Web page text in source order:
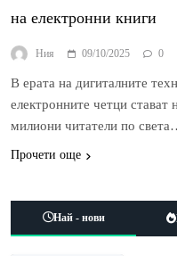
на електронни книги
Ния 09/10/2025 0
В ерата на дигиталните
електронните четци стават
милиони читатели по
Прочети още
Най - нови